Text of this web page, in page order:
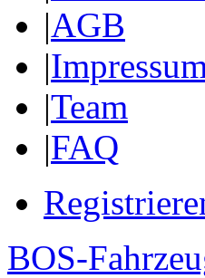
|AGB
|
|Team
|FAQ
BOS-